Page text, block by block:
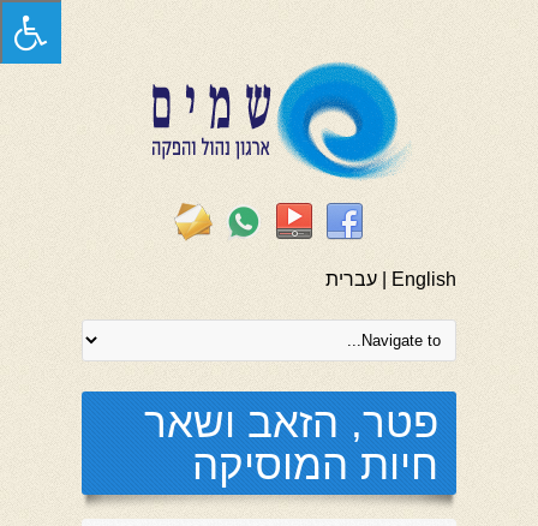
English
| עברית
פטר, הזאב ושאר
חיות המוסיקה